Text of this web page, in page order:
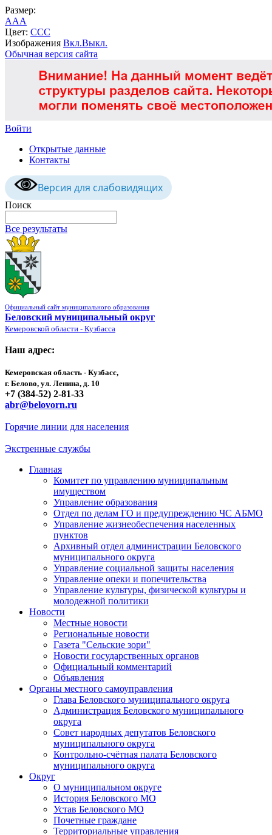
Размер:
AAA
Цвет: CCC
Изображения Вкл.Выкл.
Обычная версия сайта
Войти
Открытые данные
Контакты
Версия для слабовидящих
Поиск
Все результаты
Официальный сайт муниципального образования
Беловский муниципальный округ
Кемеровской области - Кузбасса
Наш адрес:
Кемеровская область - Кузбасс,
г. Белово, ул. Ленина, д. 10
+7 (384-52) 2-81-33
abr@belovorn.ru
Горячие линии для населения
Экстренные службы
Главная
Комитет по управлению муниципальным
имуществом
Управление образования
Отдел по делам ГО и предупреждению ЧС АБМО
Управление жизнеобеспечения населенных
пунктов
Архивный отдел администрации Беловского
муниципального округа
Управление социальной защиты населения
Управление опеки и попечительства
Управление культуры, физической культуры и
молодежной политики
Новости
Местные новости
Региональные новости
Газета "Сельские зори"
Новости государственных органов
Официальный комментарий
Объявления
Органы местного самоуправления
Глава Беловского муниципального округа
Администрация Беловского муниципального
округа
Совет народных депутатов Беловского
муниципального округа
Контрольно-счётная палата Беловского
муниципального округа
Округ
О муниципальном округе
История Беловского МО
Устав Беловского МО
Почетные граждане
Территориальные управления